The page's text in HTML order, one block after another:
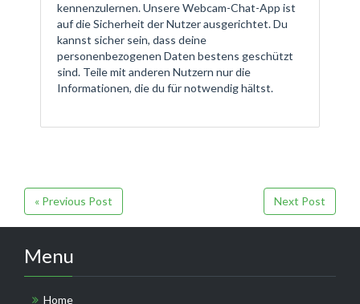
kennenzulernen. Unsere Webcam-Chat-App ist
auf die Sicherheit der Nutzer ausgerichtet. Du
kannst sicher sein, dass deine
personenbezogenen Daten bestens geschützt
sind. Teile mit anderen Nutzern nur die
Informationen, die du für notwendig hältst.
« Previous Post Next Post
Menu
Home